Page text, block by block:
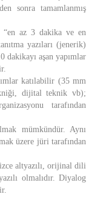
sonra tamamlanmış
“en az 3 dakika ve en
yazıları (jenerik)
dakikayı aşan yapımlar
katılabilir (35 mm
dijital teknik vb);
tarafından
mümkündür. Aynı
üzere jüri tarafından
altyazılı, orijinal dili
olmalıdır. Diyalog